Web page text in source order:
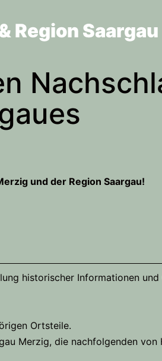
Region Saargau
und der Region Saargau!
historischer Informationen
Ortsteile.
Merzig, die nachfolgenden